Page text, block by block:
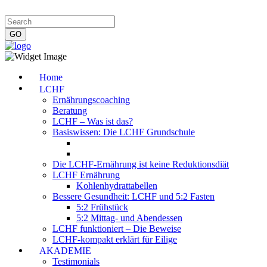
Home
LCHF
Ernährungscoaching
Beratung
LCHF – Was ist das?
Basiswissen: Die LCHF Grundschule
Die LCHF-Ernährung ist keine Reduktionsdiät
LCHF Ernährung
Kohlenhydrattabellen
Bessere Gesundheit: LCHF und 5:2 Fasten
5:2 Frühstück
5:2 Mittag- und Abendessen
LCHF funktioniert – Die Beweise
LCHF-kompakt erklärt für Eilige
AKADEMIE
Testimonials